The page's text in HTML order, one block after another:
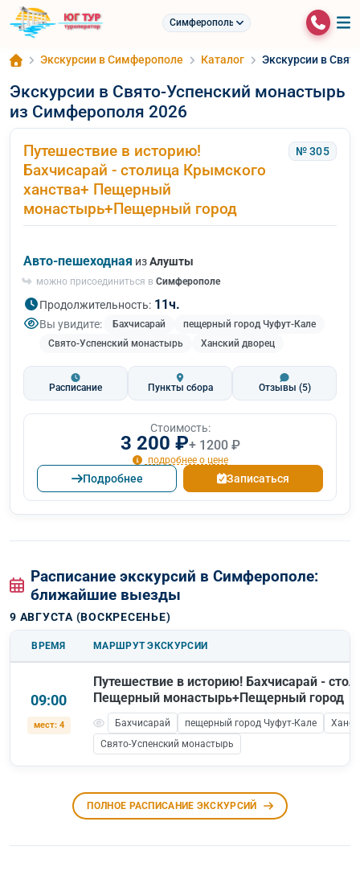
Симферополь
Экскурсии в Симферополе Каталог Экскурсии в
Экскурсии в Свято-Успенский монастырь
из Симферополя 2026
Путешествие в историю!
Бахчисарай - столица Крымского
ханства+ Пещерный
монастырь+Пещерный город
№ 305
Авто-пешеходная изАлушты
можно присоединиться в Симферополе
Продолжительность: 11ч.
Вы увидите: Бахчисарай
пещерный город Чуфут-Кале
Свято-Успенский монастырь
Ханский дворец
Расписание Пункты сбора Отзывы (5)
Стоимость:
3 200 ₽+ 1200 ₽
подробнее о цене
Подробнее Записаться
Расписание экскурсий в Симферополе:
ближайшие выезды
9 АВГУСТА (ВОСКРЕСЕНЬЕ)
ВРЕМЯ МАРШРУТ ЭКСКУРСИИ
09:00
мест: 4
Путешествие в историю! Бахчисарай -
Пещерный монастырь+Пещерный город
Бахчисарай пещерный город Чуфут-Кале
Свято-Успенский монастырь
ПОЛНОЕ РАСПИСАНИЕ ЭКСКУРСИЙ